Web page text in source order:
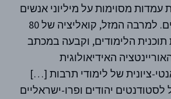
עמדות מסוימות על מיליוני אנשים
בבתי ספר ציבוריים. למרבה המזל, קואליציה של 80
הלימודים, וקבעה במכתב
האידיאולוגית
ציונית של לימודי תרבות […]
לסטודנטים יהודים ופרו-ישראליים